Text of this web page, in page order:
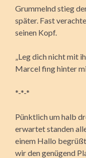
Grummelnd stieg
später. Fast
seinen Kopf.
„Leg dich nicht mit
Marcel fing hinter
*-*-*
Pünktlich um halb
erwartet standen
einem Hallo
wir den genügend